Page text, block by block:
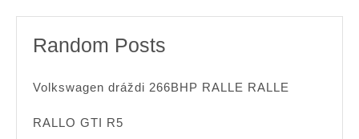
Random Posts
Volkswagen dráždi 266BHP RALLE RALLE
RALLO GTI R5